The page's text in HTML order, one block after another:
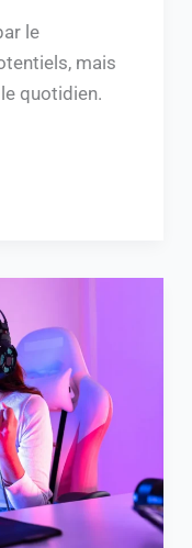
le
mais
quotidien.